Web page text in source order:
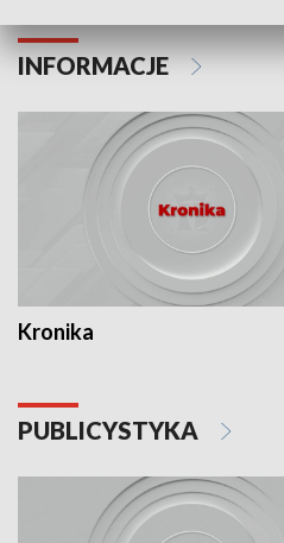
INFORMACJE
Kronika
PUBLICYSTYKA